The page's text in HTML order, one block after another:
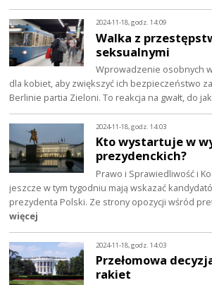
2024-11-18, godz. 14:09
Walka z
seksualnymi
Wprowadzenie osobnych
dla kobiet, aby zwiększyć ich bezpieczeństwo
Berlinie partia Zieloni. To reakcja na gwałt, do
2024-11-18, godz. 14:03
Kto wystartuje w
prezydenckich?
Prawo i Sprawiedliwość i
jeszcze w tym tygodniu mają wskazać
prezydenta Polski. Ze strony opozycji wśród
więcej
2024-11-18, godz. 14:03
Przełomowa
rakiet